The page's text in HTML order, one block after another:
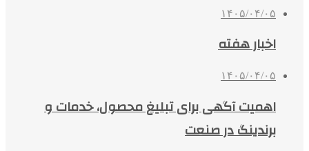
۱۴۰۵/۰۴/۰۵
اخبار هفته
۱۴۰۵/۰۴/۰۵
اهمیت آگهی برای تبلیغ محصول، خدمات و
برندینگ در صنعت